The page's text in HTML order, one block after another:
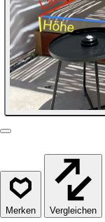
Vergleichen